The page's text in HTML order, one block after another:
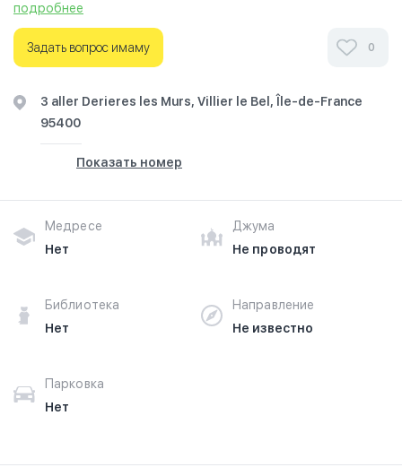
Ознакомьтесь с отзывами посетителей Ass'n des
Français Musulmans de Villiers-le-Bel в г.Париж на
фотографиях и узнайте о часах работы. Ваше духовное
подробнее
Задать вопрос имаму 0
3 aller Derieres les Murs, Villier le Bel, Île-de-France
95400
Показать номер
Медресе
Нет
Джума
Не проводят
Библиотека
Нет
Направление
Не известно
Парковка
Нет